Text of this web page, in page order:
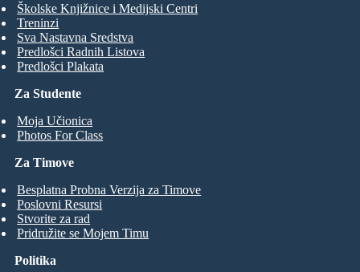
Za Studente
Moja Učionica
Photos For Class
Školske Knjižnice i Medijski Centri
Treninzi
Sva Nastavna Sredstva
Predlošci Radnih Listova
Predlošci Plakata
Za Timove
Besplatna Probna Verzija za Timove
Poslovni Resursi
Stvorite za rad
Pridružite se Mojem Timu
Politika